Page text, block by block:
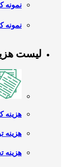
نمونه
نمونه
لیست
هزینه
هزینه
هزینه